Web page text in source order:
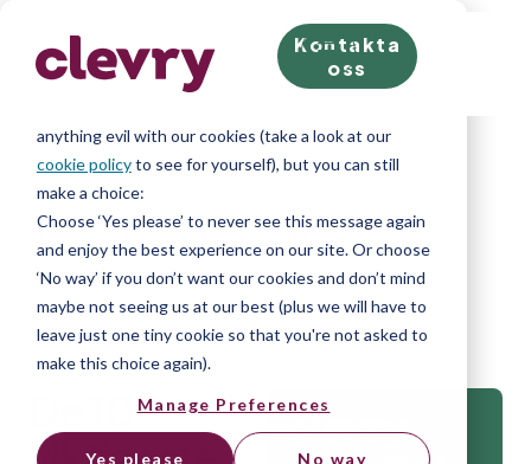
We know right? These cookie pop-ups can really ruin
your visit, so we’ll make this quick. This website does
anything evil with our cookies (take a look at our
cookie policyto see for yourself), but you can still
make a choice:
Choose ‘Yes please’ to never see this message again
and enjoy the best experience on our site. Or choose
‘No way’ if you don’t want our cookies and don’t mind
maybe not seeing us at our best (plus we will have to
leave just one tiny cookie so that you're not asked to
make this choice again).
Manage Preferences
Yes please No way
Kontakta
oss
Home»Blog »De 10 viktigaste
färdigheterna I framtiden